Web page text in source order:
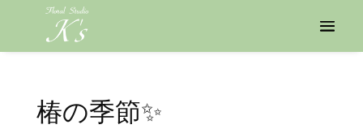
椿の季節✨